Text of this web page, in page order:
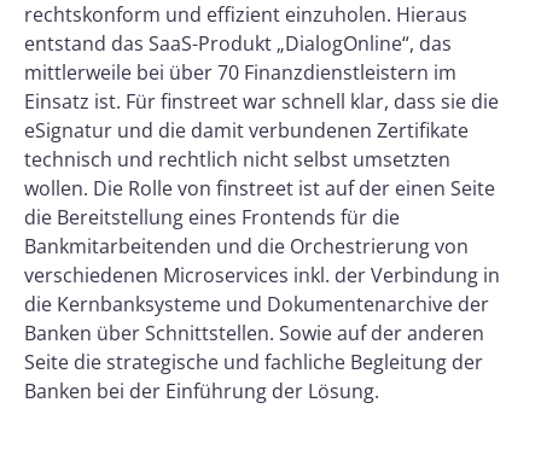
rechtskonform und effizient einzuholen. Hieraus
entstand das SaaS-Produkt „DialogOnline“, das
mittlerweile bei über 70 Finanzdienstleistern im
Einsatz ist. Für finstreet war schnell klar, dass sie die
eSignatur und die damit verbundenen Zertifikate
technisch und rechtlich nicht selbst umsetzten
wollen. Die Rolle von finstreet ist auf der einen Seite
die Bereitstellung eines Frontends für die
Bankmitarbeitenden und die Orchestrierung von
verschiedenen Microservices inkl. der Verbindung in
die Kernbanksysteme und Dokumentenarchive der
Banken über Schnittstellen. Sowie auf der anderen
Seite die strategische und fachliche Begleitung der
Banken bei der Einführung der Lösung.